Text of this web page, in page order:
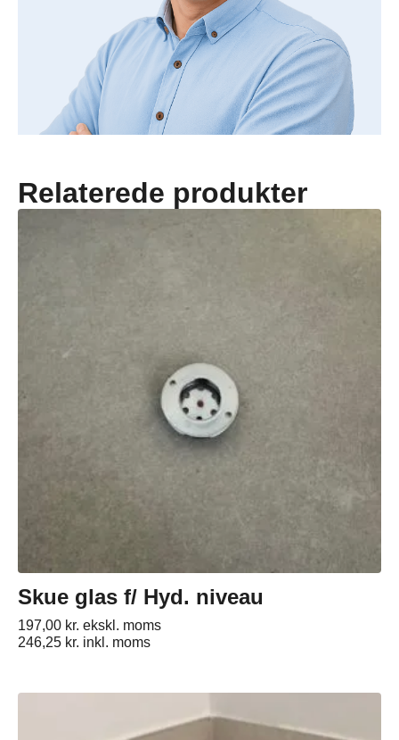
Relaterede produkter
Skue glas f/ Hyd. niveau
197,00 kr. ekskl. moms
246,25 kr. inkl. moms